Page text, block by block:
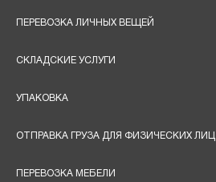
ПЕРЕВОЗКА ЛИЧНЫХ ВЕЩЕЙ
СКЛАДСКИЕ УСЛУГИ
УПАКОВКА
ОТПРАВКА ГРУЗА ДЛЯ ФИЗИЧЕСКИХ ЛИЦ
ПЕРЕВОЗКА МЕБЕЛИ